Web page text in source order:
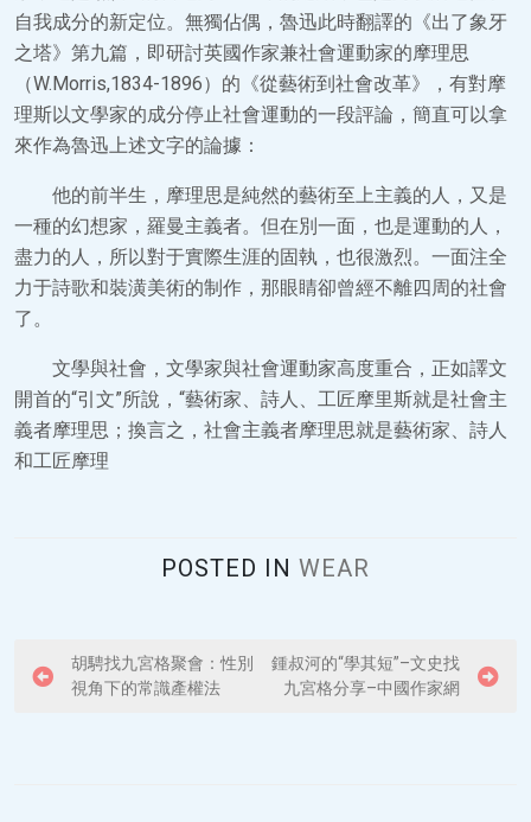
自我成分的新定位。無獨佔偶，魯迅此時翻譯的《出了象牙
之塔》第九篇，即研討英國作家兼社會運動家的摩理思
（W.Morris,1834-1896）的《從藝術到社會改革》，有對摩
理斯以文學家的成分停止社會運動的一段評論，簡直可以拿
來作為魯迅上述文字的論據：
他的前半生，摩理思是純然的藝術至上主義的人，又是
一種的幻想家，羅曼主義者。但在別一面，也是運動的人，
盡力的人，所以對于實際生涯的固執，也很激烈。一面注全
力于詩歌和裝潢美術的制作，那眼睛卻曾經不離四周的社會
了。
文學與社會，文學家與社會運動家高度重合，正如譯文
開首的“引文”所說，“藝術家、詩人、工匠摩里斯就是社會主
義者摩理思；換言之，社會主義者摩理思就是藝術家、詩人
和工匠摩理
POSTED IN WEAR
P
胡騁找九宮格聚會：性別
視角下的常識產權法
鍾叔河的“學其短”–文史找
九宮格分享–中國作家網